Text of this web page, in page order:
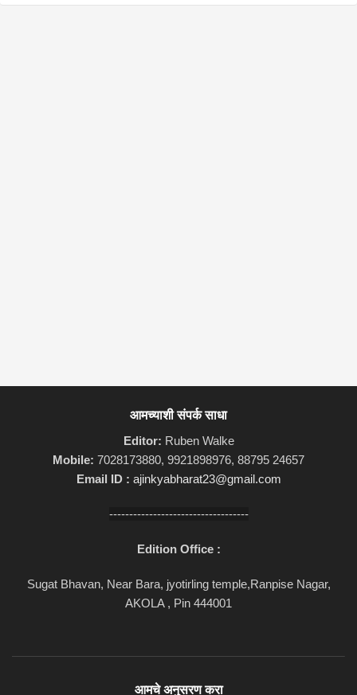
आमच्याशी संपर्क साधा
Editor: Ruben Walke
Mobile: 7028173880, 9921898976, 88795 24657
Email ID : ajinkyabharat23@gmail.com
-----------------------------------
Edition Office :
Sugat Bhavan, Near Bara, jyotirling temple,Ranpise Nagar,
AKOLA , Pin 444001
आमचे अनुसरण करा